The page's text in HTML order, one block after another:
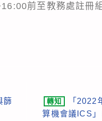
前至教務處註冊
篩
轉知
「2022
算機會議ICS